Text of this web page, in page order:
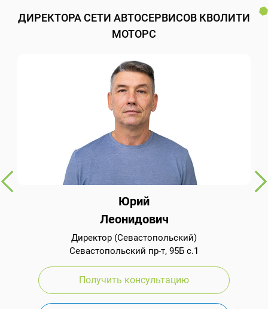
ДИРЕКТОРА СЕТИ АВТОСЕРВИСОВ КВОЛИТИ
МОТОРС
Юрий
Леонидович
Директор (Севастопольский)
Севастопольский пр-т, 95Б с.1
Получить консультацию